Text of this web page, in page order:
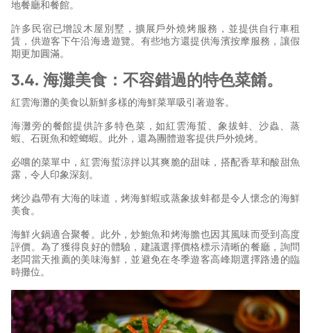
地餐廳和餐館。
許多民宿已增設木屋別墅，擴展戶外燒烤服務，並提供自行車租
賃，供遊客下午沿海邊遊覽。有些地方還提供海濱按摩服務，讓假
期更加圓滿。
3.4. 海灘美食：不容錯過的特色菜餚。
紅雲海灘的美食以新鮮多樣的海鮮菜單吸引著遊客。
海灘旁的餐館提供許多特色菜，如紅雲海蜇、象拔蚌、沙蟲、蒸
蝦、石斑魚和螳螂蝦。此外，還為團體遊客提供戶外燒烤。
必嚐的菜單中，紅雲海蜇涼拌以其爽脆的甜味，搭配香草和酸甜魚
露，令人印象深刻。
烤沙蟲帶有大海的味道，烤海鮮蝦或蒸象拔蚌都是令人懷念的海鮮
美食。
海鮮火鍋適合聚餐。此外，炒鮑魚和烤海膽也因其風味而受到高度
評價。為了獲得良好的體驗，建議選擇價格標示清晰的餐廳，詢問
老闆當天推薦的美味海鮮，並避免在冬季遊客高峰期選擇路邊的臨
時攤位。